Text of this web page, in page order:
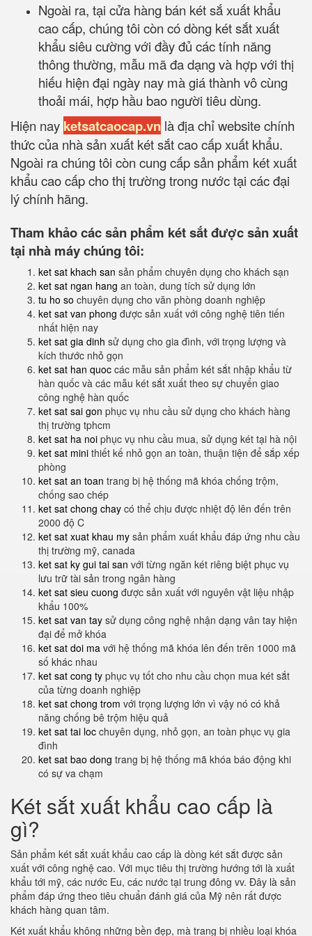
Ngoài ra, tại cửa hàng bán két sắ xuất khẩu
cao cấp, chúng tôi còn có dòng két sắt xuất
khẩu siêu cường với đầy đủ các tính năng
thông thường, mẫu mã đa dạng và hợp với thị
hiếu hiện đại ngày nay mà giá thành vô cùng
thoải mái, hợp hầu bao người tiêu dùng.
Hiện nay ketsatcaocap.vn là địa chỉ website chính
thức của nhà sản xuất két sắt cao cấp xuất khẩu.
Ngoài ra chúng tôi còn cung cấp sản phẩm két xuất
khẩu cao cấp cho thị trường trong nước tại các đại
lý chính hãng.
Tham khảo các sản phẩm két sắt được sản xuất
tại nhà máy chúng tôi:
ket sat khach san sản phẩm chuyên dụng cho khách sạn
ket sat ngan hang an toàn, dung tích sử dụng lớn
tu ho so chuyên dụng cho văn phòng doanh nghiệp
ket sat van phong được sản xuất với công nghệ tiên tiến
nhất hiện nay
ket sat gia dinh sử dụng cho gia đình, với trọng lượng và
kích thước nhỏ gọn
ket sat han quoc các mẫu sản phẩm két sắt nhập khẩu từ
hàn quốc và các mẫu két sắt xuất theo sự chuyển giao
công nghệ hàn quốc
ket sat sai gon phục vụ nhu cầu sử dụng cho khách hàng
thị trường tphcm
ket sat ha noi phục vụ nhu cầu mua, sử dụng két tại hà nội
ket sat mini thiết kế nhỏ gọn an toàn, thuận tiện để sắp xếp
phòng
ket sat an toan trang bị hệ thống mã khóa chống trộm,
chống sao chép
ket sat chong chay có thể chịu được nhiệt độ lên đến trên
2000 độ C
ket sat xuat khau my sản phẩm xuất khẩu đáp ứng nhu cầu
thị trường mỹ, canada
ket sat ky gui tai san với từng ngăn két riêng biệt phục vụ
lưu trữ tài sản trong ngân hàng
ket sat sieu cuong được sản xuất với nguyên vật liệu nhập
khẩu 100%
ket sat van tay sử dụng công nghệ nhận dạng vân tay hiện
đại để mở khóa
ket sat doi ma với hệ thống mã khóa lên đến trên 1000 mã
số khác nhau
ket sat cong ty phục vụ tốt cho nhu cầu chọn mua két sắt
của từng doanh nghiệp
ket sat chong trom với trọng lượng lớn vì vậy nó có khả
năng chống bê trộm hiệu quả
ket sat tai loc chuyên dụng, nhỏ gọn, an toàn phục vụ gia
đình
ket sat bao dong trang bị hệ thống mã khóa báo động khi
có sự va chạm
Két sắt xuất khẩu cao cấp là
gì?
Sản phẩm két sắt xuất khẩu cao cấp là dòng két sắt được sản
xuất với công nghệ cao. Với mục tiêu thị trường hướng tới là xuất
khẩu tới mỹ, các nước Eu, các nước tại trung đông vv. Đây là sản
phẩm đáp ứng theo tiêu chuẩn đánh giá của Mỹ nên rất được
khách hàng quan tâm.
Két xuất khẩu không những bền đẹp, mà trang bị nhiều loại khóa